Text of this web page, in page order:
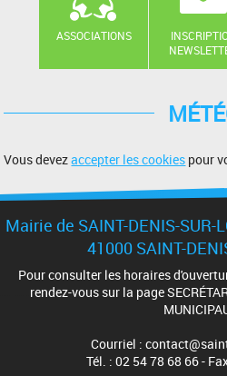
ASSOCIATIONS
Vous devezaccepter les cookies pour
Mairie de SAINT-DENIS-SUR-
41000 SAINT-
Pour consulter les horaires
rendez-vous sur la page
Courriel :
Tél. : 02 54 78 68 66 -